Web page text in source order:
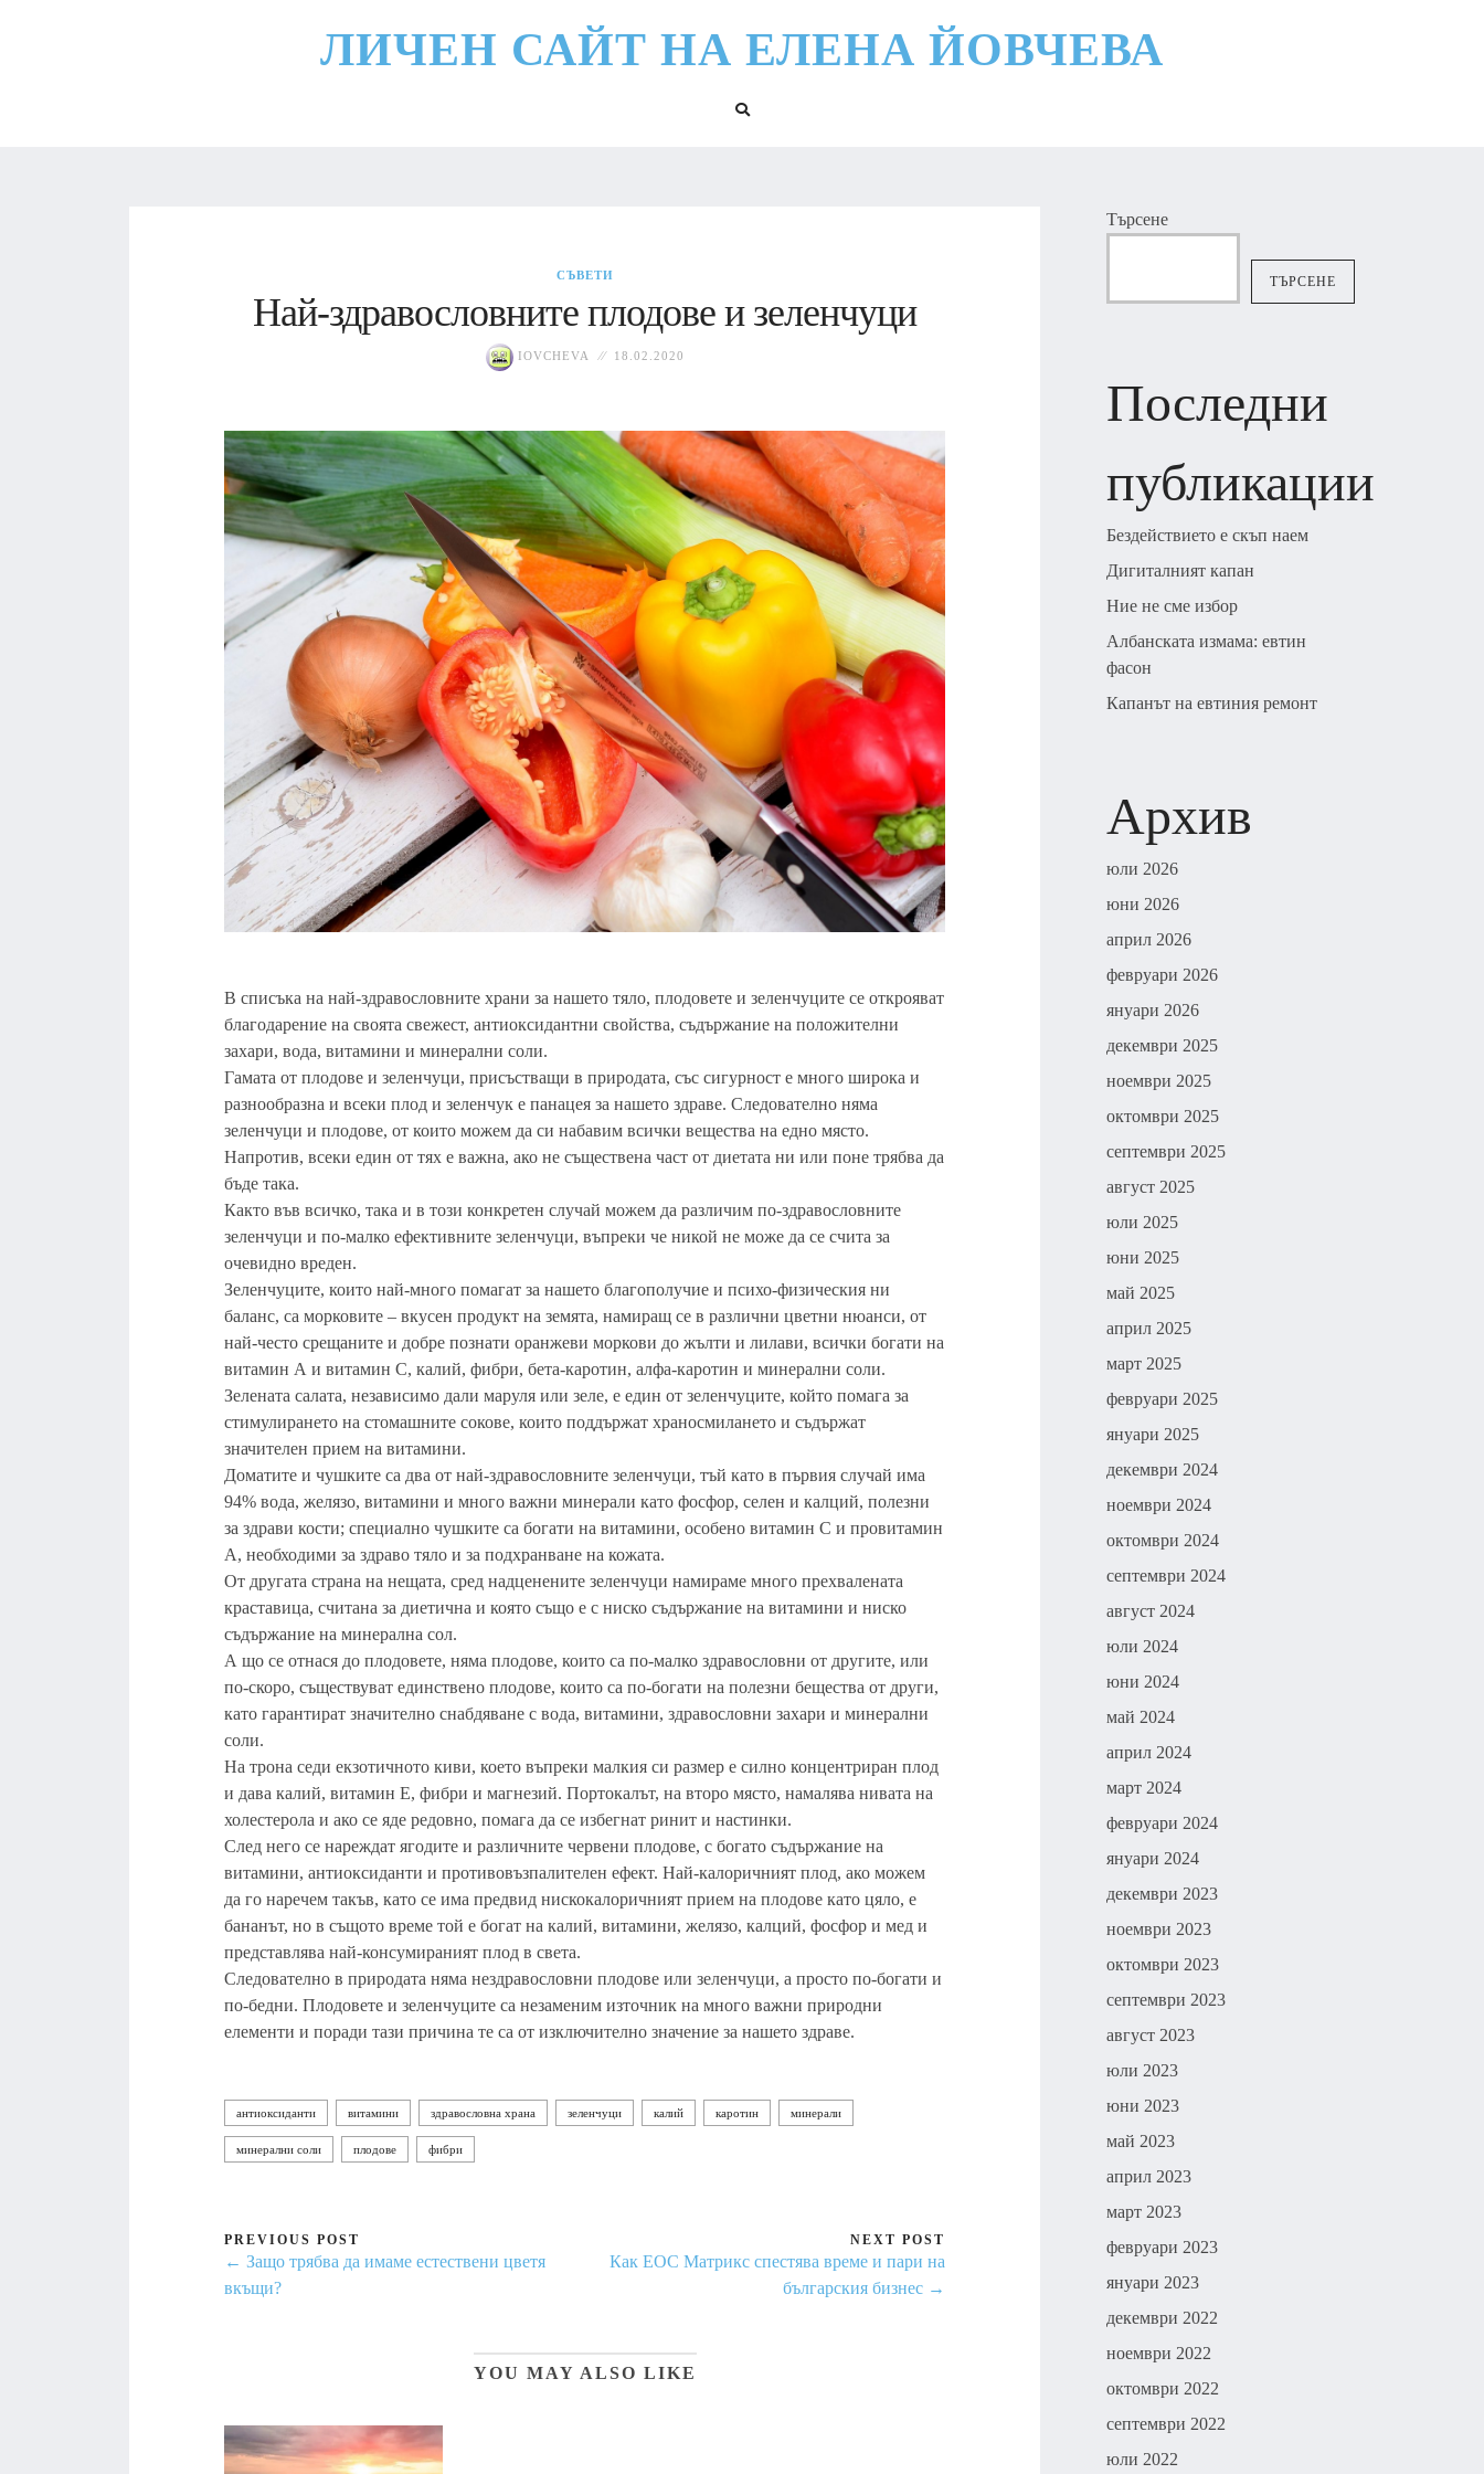
ЛИЧЕН САЙТ НА ЕЛЕНА ЙОВЧЕВА
СЪВЕТИ
Най-здравословните плодове и зеленчуци
IOVCHEVA 18.02.2020
В списъка на най-здравословните храни за нашето тяло, плодовете и зеленчуците се открояват
благодарение на своята свежест, антиоксидантни свойства, съдържание на положителни
захари, вода, витамини и минерални соли.
Гамата от плодове и зеленчуци, присъстващи в природата, със сигурност е много широка и
разнообразна и всеки плод и зеленчук е панацея за нашето здраве. Следователно няма
зеленчуци и плодове, от които можем да си набавим всички вещества на едно място.
Напротив, всеки един от тях е важна, ако не съществена част от диетата ни или поне трябва да
бъде така.
Както във всичко, така и в този конкретен случай можем да различим по-здравословните
зеленчуци и по-малко ефективните зеленчуци, въпреки че никой не може да се счита за
очевидно вреден.
Зеленчуците, които най-много помагат за нашето благополучие и психо-физическия ни
баланс, са морковите – вкусен продукт на земята, намиращ се в различни цветни нюанси, от
най-често срещаните и добре познати оранжеви моркови до жълти и лилави, всички богати на
витамин А и витамин С, калий, фибри, бета-каротин, алфа-каротин и минерални соли.
Зелената салата, независимо дали маруля или зеле, е един от зеленчуците, който помага за
стимулирането на стомашните сокове, които поддържат храносмилането и съдържат
значителен прием на витамини.
Доматите и чушките са два от най-здравословните зеленчуци, тъй като в първия случай има
94% вода, желязо, витамини и много важни минерали като фосфор, селен и калций, полезни
за здрави кости; специално чушките са богати на витамини, особено витамин С и провитамин
А, необходими за здраво тяло и за подхранване на кожата.
От другата страна на нещата, сред надценените зеленчуци намираме много прехвалената
краставица, считана за диетична и която също е с ниско съдържание на витамини и ниско
съдържание на минерална сол.
А що се отнася до плодовете, няма плодове, които са по-малко здравословни от другите, или
по-скоро, съществуват единствено плодове, които са по-богати на полезни бещества от други,
като гарантират значително снабдяване с вода, витамини, здравословни захари и минерални
соли.
На трона седи екзотичното киви, което въпреки малкия си размер е силно концентриран плод
и дава калий, витамин Е, фибри и магнезий. Портокалът, на второ място, намалява нивата на
холестерола и ако се яде редовно, помага да се избегнат ринит и настинки.
След него се нареждат ягодите и различните червени плодове, с богато съдържание на
витамини, антиоксиданти и противовъзпалителен ефект. Най-калоричният плод, ако можем
да го наречем такъв, като се има предвид нискокалоричният прием на плодове като цяло, е
бананът, но в същото време той е богат на калий, витамини, желязо, калций, фосфор и мед и
представлява най-консумираният плод в света.
Следователно в природата няма нездравословни плодове или зеленчуци, а просто по-богати и
по-бедни. Плодовете и зеленчуците са незаменим източник на много важни природни
елементи и поради тази причина те са от изключително значение за нашето здраве.
антиоксиданти витамини здравословна храна зеленчуци калий каротин минерали
минерални соли плодове фибри
PREVIOUS POST
← Защо трябва да имаме естествени цветя
вкъщи?
NEXT POST
Как ЕОС Матрикс спестява време и пари на
българския бизнес →
YOU MAY ALSO LIKE
Търсене
ТЪРСЕНЕ
Последни
публикации
Бездействието е скъп наем
Дигиталният капан
Ние не сме избор
Албанската измама: евтин
фасон
Капанът на евтиния ремонт
Архив
юли 2026
юни 2026
април 2026
февруари 2026
януари 2026
декември 2025
ноември 2025
октомври 2025
септември 2025
август 2025
юли 2025
юни 2025
май 2025
април 2025
март 2025
февруари 2025
януари 2025
декември 2024
ноември 2024
октомври 2024
септември 2024
август 2024
юли 2024
юни 2024
май 2024
април 2024
март 2024
февруари 2024
януари 2024
декември 2023
ноември 2023
октомври 2023
септември 2023
август 2023
юли 2023
юни 2023
май 2023
април 2023
март 2023
февруари 2023
януари 2023
декември 2022
ноември 2022
октомври 2022
септември 2022
юли 2022